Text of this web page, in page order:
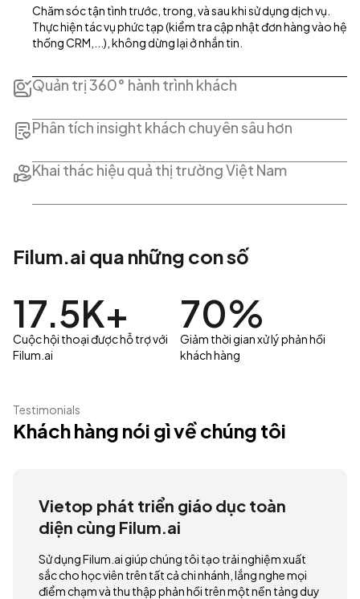
Chăm sóc tận tình trước, trong, và sau khi sử dụng dịch vụ.
Thực hiện tác vụ phức tạp (kiểm tra cập nhật đơn hàng vào hệ
thống CRM,...), không dừng lại ở nhắn tin.
Quản trị 360° hành trình khách
Customer 360 xây dựng bức tranh khách hàng từ dữ liệu giao
hồi khảo sát,... và hơn thế nữa.
Phân tích insight khách chuyên sâu hơn
Phân tích từng tin nhắn và feedback. Nắm bắt sắc thái cảm
tảng.
Khai thác hiệu quả thị trường Việt Nam
AI Agent dành riêng cho tiếng Việt & Đông Nam Á, với khả
Filum.ai qua những con số
17.5K+
Cuộc hội thoại được hỗ trợ với
Filum.ai
70%
Giảm thời gian xử lý phản hồi
khách hàng
Testimonials
Khách hàng nói gì về chúng tôi
Vietop phát triển giáo dục toàn
diện cùng Filum.ai
Sử dụng Filum.ai giúp chúng tôi tạo trải nghiệm xuất
sắc cho học viên trên tất cả chi nhánh, lắng nghe mọi
điểm chạm và thu thập phản hồi trên một nền tảng duy